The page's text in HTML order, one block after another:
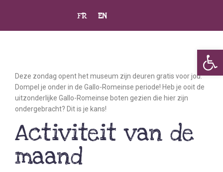
FR EN
Deze zondag opent het museum zijn deuren gratis voor jou.
Dompel je onder in de Gallo-Romeinse periode! Heb je ooit de
uitzonderlijke Gallo-Romeinse boten gezien die hier zijn
ondergebracht? Dit is je kans!
Activiteit van de
maand